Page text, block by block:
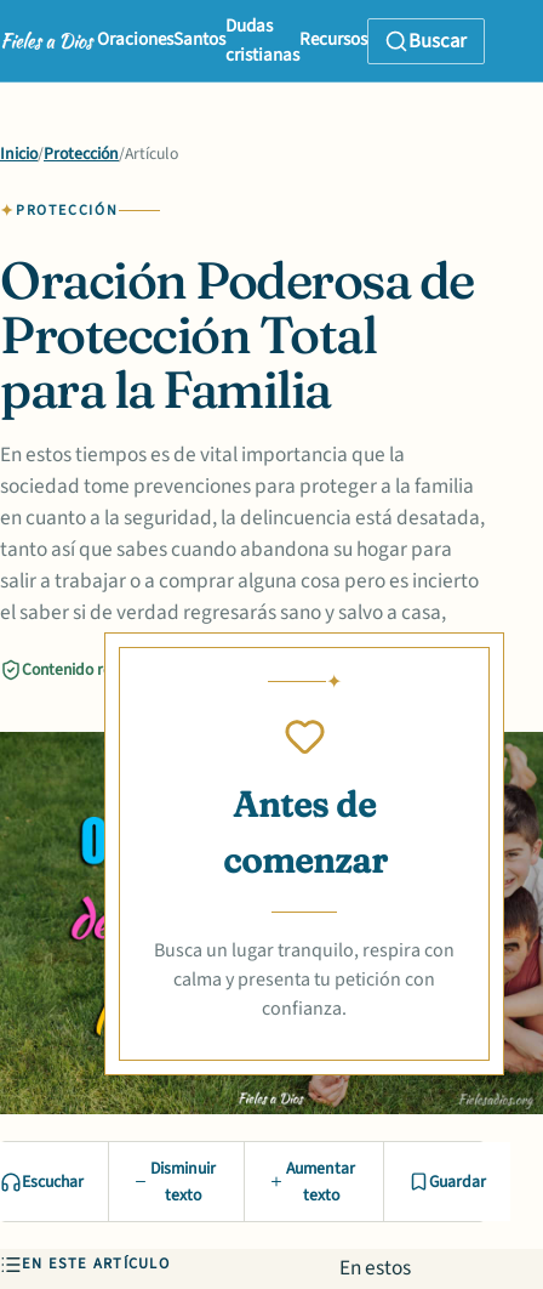
OracionesSantos
Dudas
cristianas
Recursos Buscar
Inicio/Protección/Artículo
PROTECCIÓN
Oración Poderosa de
Protección Total
para la Familia
En estos tiempos es de vital importancia que la
sociedad tome prevenciones para proteger a la familia
en cuanto a la seguridad, la delincuencia está desatada,
tanto así que sabes cuando abandona su hogar para
salir a trabajar o a comprar alguna cosa pero es incierto
el saber si de verdad regresarás sano y salvo a casa,
Contenido revisado
Antes de
comenzar
Busca un lugar tranquilo, respira con
calma y presenta tu petición con
confianza.
Escuchar
Disminuir
texto
Aumentar
texto
Guardar
EN ESTE ARTÍCULO
En estos